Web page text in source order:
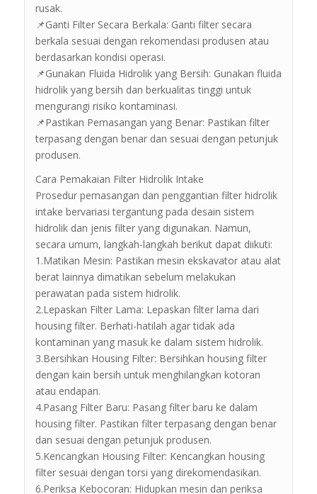
rusak.
📌Ganti Filter Secara Berkala: Ganti filter secara
berkala sesuai dengan rekomendasi produsen atau
berdasarkan kondisi operasi.
📌Gunakan Fluida Hidrolik yang Bersih: Gunakan fluida
hidrolik yang bersih dan berkualitas tinggi untuk
mengurangi risiko kontaminasi.
📌Pastikan Pemasangan yang Benar: Pastikan filter
terpasang dengan benar dan sesuai dengan petunjuk
produsen.
Cara Pemakaian Filter Hidrolik Intake
Prosedur pemasangan dan penggantian filter hidrolik
intake bervariasi tergantung pada desain sistem
hidrolik dan jenis filter yang digunakan. Namun,
secara umum, langkah-langkah berikut dapat diikuti:
1.Matikan Mesin: Pastikan mesin ekskavator atau alat
berat lainnya dimatikan sebelum melakukan
perawatan pada sistem hidrolik.
2.Lepaskan Filter Lama: Lepaskan filter lama dari
housing filter. Berhati-hatilah agar tidak ada
kontaminan yang masuk ke dalam sistem hidrolik.
3.Bersihkan Housing Filter: Bersihkan housing filter
dengan kain bersih untuk menghilangkan kotoran
atau endapan.
4.Pasang Filter Baru: Pasang filter baru ke dalam
housing filter. Pastikan filter terpasang dengan benar
dan sesuai dengan petunjuk produsen.
5.Kencangkan Housing Filter: Kencangkan housing
filter sesuai dengan torsi yang direkomendasikan.
6.Periksa Kebocoran: Hidupkan mesin dan periksa